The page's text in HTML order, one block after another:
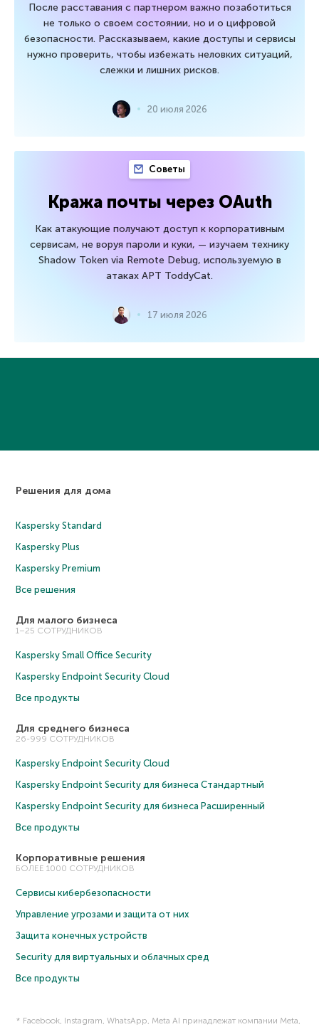
После расставания с партнером важно позаботиться
не только о своем состоянии, но и о цифровой
безопасности. Рассказываем, какие доступы и сервисы
нужно проверить, чтобы избежать неловких ситуаций,
слежки и лишних рисков.
20 июля 2026
Советы
Кража почты через OAuth
Как атакующие получают доступ к корпоративным
сервисам, не воруя пароли и куки, — изучаем технику
Shadow Token via Remote Debug, используемую в
атаках APT ToddyCat.
17 июля 2026
Решения для дома
Kaspersky Standard
Kaspersky Plus
Kaspersky Premium
Все решения
Для малого бизнеса
1–25 СОТРУДНИКОВ
Kaspersky Small Office Security
Kaspersky Endpoint Security Cloud
Все продукты
Для среднего бизнеса
26-999 СОТРУДНИКОВ
Kaspersky Endpoint Security Cloud
Kaspersky Endpoint Security для бизнеса Cтандартный
Kaspersky Endpoint Security для бизнеса Расширенный
Все продукты
Корпоративные решения
БОЛЕЕ 1000 СОТРУДНИКОВ
Сервисы кибербезопасности
Управление угрозами и защита от них
Защита конечных устройств
Security для виртуальных и облачных сред
Все продукты
* Facebook, Instagram, WhatsApp, Meta AI принадлежат компании Meta,